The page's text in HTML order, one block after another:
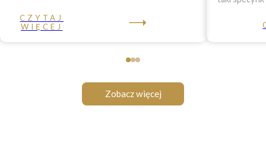
CZYTAJ
WIĘCEJ
Zobacz więcej